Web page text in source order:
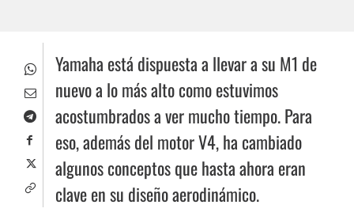
Yamaha está dispuesta a llevar a su M1 de
nuevo a lo más alto como estuvimos
acostumbrados a ver mucho tiempo. Para
eso, además del motor V4, ha cambiado
algunos conceptos que hasta ahora eran
clave en su diseño aerodinámico.